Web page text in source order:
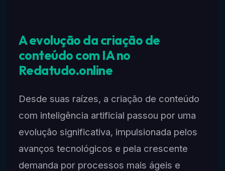
A evolução da criação de
conteúdo com IA no
Redatudo.online
Desde suas raízes, a criação de conteúdo
com inteligência artificial passou por uma
evolução significativa, impulsionada pelos
avanços tecnológicos e pela crescente
demanda por processos mais ágeis e